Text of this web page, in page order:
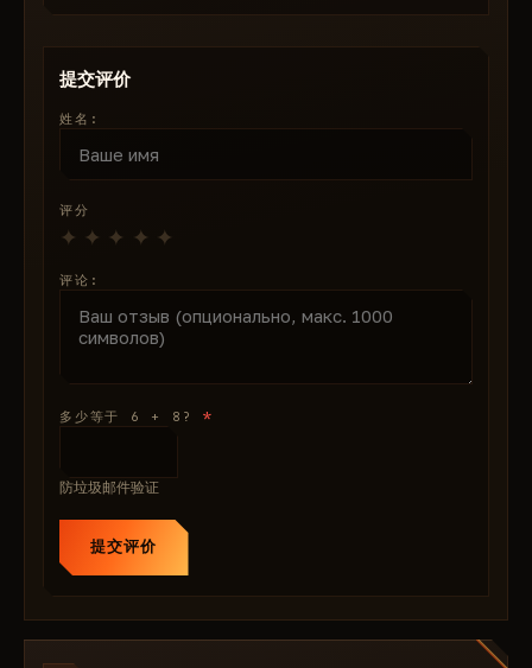
距离
最大距离
其他
坠毁地点
线条颜色
视野
启用
图标
物品栏
战斗模式隐藏
最大距离
僵尸尸体
图标
加载
死亡地点
图标
时间
战斗模式下隐藏
颜色
列表
清除列表
玩家列表
列表
搜索
具，可抵御反作弊系统。
紧急模式、配置文件自动上传和设置导入/导出功能使其
具有通用性。它支持 Windows 10/11（64 位）、
提供视频教程。全天候 Telegram 客服支持。
成千上万的玩家已经选择 Medusa，因为它拥有 5.0/5
购买订阅——密钥即刻激活。
经过验证的 DayZ 私人作弊程序，像神一样生存。
提交评价
姓名:
评分
评论:
多少等于 6 + 8?*
防垃圾邮件验证
提交评价